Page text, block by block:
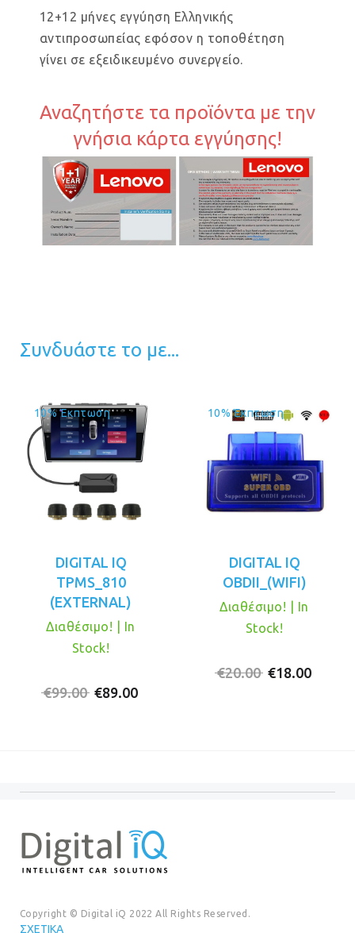
12+12 μήνες εγγύηση Ελληνικής
αντιπροσωπείας εφόσον η τοποθέτηση
γίνει σε εξειδικευμένο συνεργείο.
Αναζητήστε τα προϊόντα με την
γνήσια κάρτα εγγύησης!
Συνδυάστε το με...
10% Έκπτωση
DIGITAL IQ
TPMS_810
(EXTERNAL)
€99.00 Original
€89.00
Διαθέσιμο! | In
Stock!
10% Έκπτωση
DIGITAL IQ
OBDII_(WIFI)
€20.00 Original
€18.00
Διαθέσιμο! | In
Stock!
Copyright © Digital iQ 2022 All Rights Reserved.
ΣΧΕΤΙΚΆ